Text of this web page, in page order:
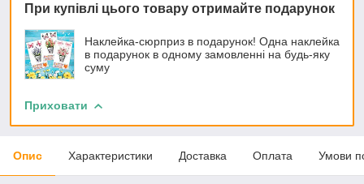
При купівлі цього товару отримайте подарунок
Наклейка-сюрприз в подарунок! Одна наклейка
в подарунок в одному замовленні на будь-яку
суму
Приховати
Опис Характеристики Доставка Оплата Умови